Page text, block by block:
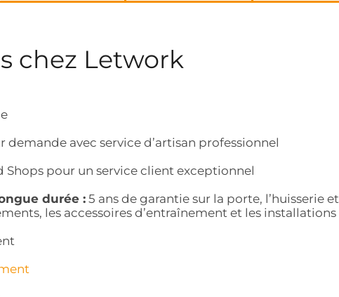
chez Letwork
demande avec service d’artisan professionnel
Shops pour un service client exceptionnel
durée :5 ans de garantie sur la porte, l’huisserie
les accessoires d’entraînement et les installations